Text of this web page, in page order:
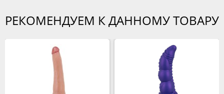
РЕКОМЕНДУЕМ К ДАННОМУ ТОВАРУ